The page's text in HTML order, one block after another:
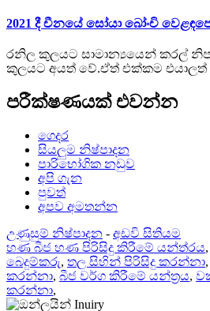
2021 දී චීනයේ සෝයා බෝංචි
රනිල කුලයට සාමාන්‍යයෙන් කරල්
කුලයට අයත් වේ.ඒත් එක්කම එයාලත්
පරීක්ෂණයක් එවන්න
ගෙදර
සියලුම නිෂ්පාදන
පාරිභෝගික නඩුව
අපි ගැන
පුවත්
අපව අමතන්න
උණුසුම් නිෂ්පාදන - අඩවි සිතියම
හණ බීජ හණ පිරිසිදු කිරීමේ යන්ත්රය,
බෙදුම්කරු, තල සිහින් පිරිසිදු කරන්නා,
කරන්නා, බීජ වර්ග කිරීමේ යන්ත්‍රය,
කරන්නා,